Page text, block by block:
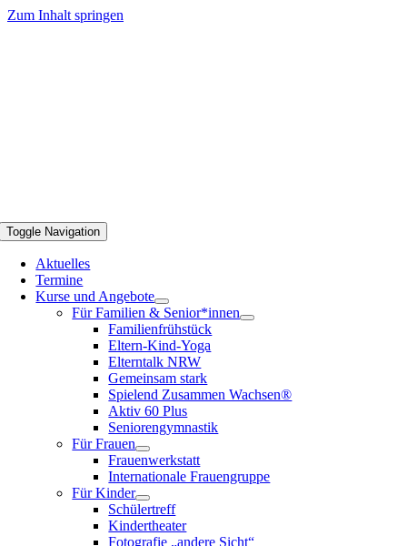
Zum Inhalt springen
Toggle Navigation
Aktuelles
Termine
Kurse und Angebote
Für Familien & Senior*innen
Familienfrühstück
Eltern-Kind-Yoga
Elterntalk NRW
Gemeinsam stark
Spielend Zusammen Wachsen®
Aktiv 60 Plus
Seniorengymnastik
Für Frauen
Frauenwerkstatt
Internationale Frauengruppe
Für Kinder
Schülertreff
Kindertheater
Fotografie „andere Sicht“